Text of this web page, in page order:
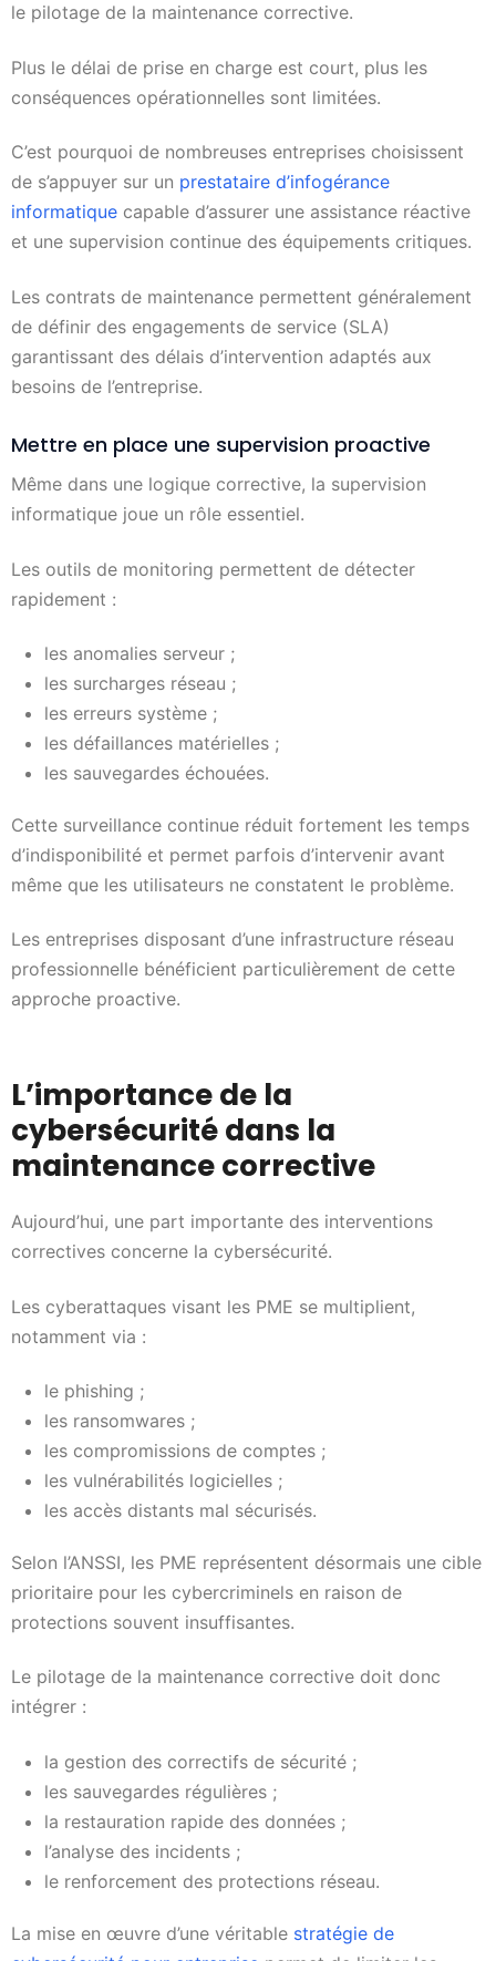
le pilotage de la maintenance corrective.
Plus le délai de prise en charge est court, plus les
conséquences opérationnelles sont limitées.
C’est pourquoi de nombreuses entreprises choisissent
de s’appuyer sur un prestataire d’infogérance
informatique capable d’assurer une assistance réactive
et une supervision continue des équipements critiques.
Les contrats de maintenance permettent généralement
de définir des engagements de service (SLA)
garantissant des délais d’intervention adaptés aux
besoins de l’entreprise.
Mettre en place une supervision proactive
Même dans une logique corrective, la supervision
informatique joue un rôle essentiel.
Les outils de monitoring permettent de détecter
rapidement :
les anomalies serveur ;
les surcharges réseau ;
les erreurs système ;
les défaillances matérielles ;
les sauvegardes échouées.
Cette surveillance continue réduit fortement les temps
d’indisponibilité et permet parfois d’intervenir avant
même que les utilisateurs ne constatent le problème.
Les entreprises disposant d’une infrastructure réseau
professionnelle bénéficient particulièrement de cette
approche proactive.
L’importance de la
cybersécurité dans la
maintenance corrective
Aujourd’hui, une part importante des interventions
correctives concerne la cybersécurité.
Les cyberattaques visant les PME se multiplient,
notamment via :
le phishing ;
les ransomwares ;
les compromissions de comptes ;
les vulnérabilités logicielles ;
les accès distants mal sécurisés.
Selon l’ANSSI, les PME représentent désormais une cible
prioritaire pour les cybercriminels en raison de
protections souvent insuffisantes.
Le pilotage de la maintenance corrective doit donc
intégrer :
la gestion des correctifs de sécurité ;
les sauvegardes régulières ;
la restauration rapide des données ;
l’analyse des incidents ;
le renforcement des protections réseau.
La mise en œuvre d’une véritable stratégie de